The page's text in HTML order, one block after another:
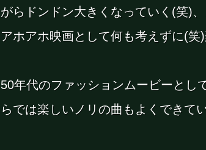
がらドンドン大きくなっていく(笑)
アホアホ映画として何も考えずに(笑)
50年代のファッションムービーとし
らでは楽しいノリの曲もよくできてい